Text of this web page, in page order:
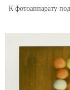
К фотоаппарату